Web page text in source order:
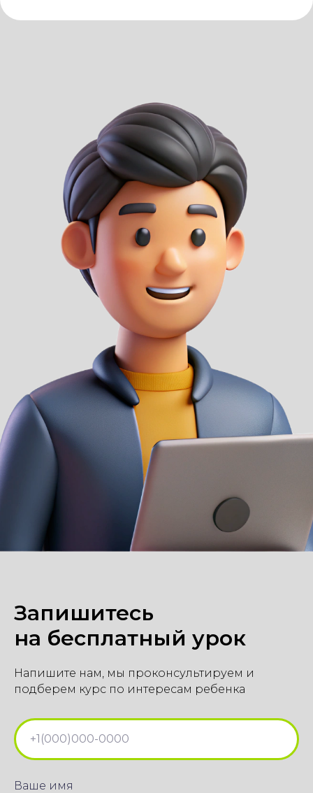
Запишитесь
на бесплатный урок
Напишите нам, мы проконсультируем и
подберем курс по интересам ребенка
Ваше имя